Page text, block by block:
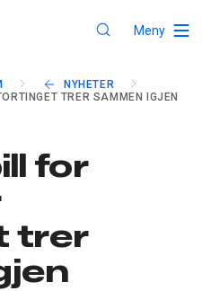
Meny
NYHETER
TRER SAMMEN IGJEN
for
trer